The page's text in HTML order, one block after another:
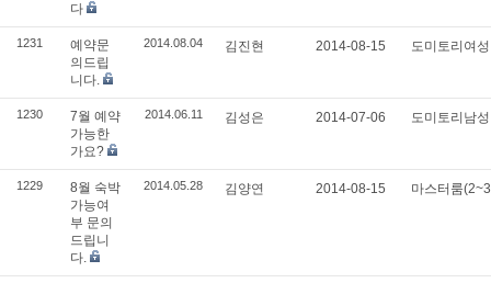
다
1231
예약문
의드립
니다.
2014.08.04 김진현 2014-08-15 도미토리여
1230
7월 예약
가능한
가요?
2014.06.11 김성은 2014-07-06 도미토리남
1229
8월 숙박
가능여
부 문의
드립니
다.
2014.05.28 김양연 2014-08-15 마스터룸